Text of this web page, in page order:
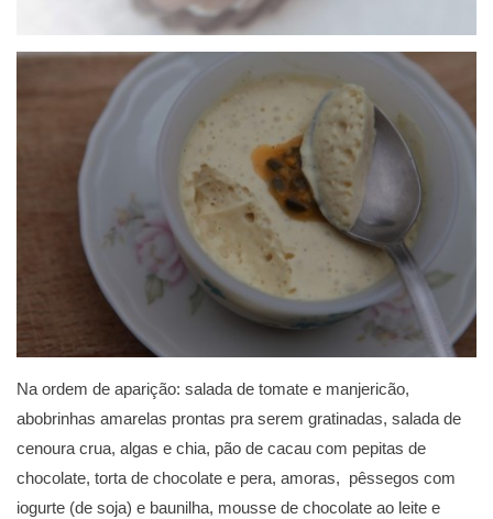
Na ordem de aparição: salada de tomate e manjericão,
abobrinhas amarelas prontas pra serem gratinadas, salada de
cenoura crua, algas e chia, pão de cacau com pepitas de
chocolate, torta de chocolate e pera, amoras, pêssegos com
iogurte (de soja) e baunilha, mousse de chocolate ao leite e